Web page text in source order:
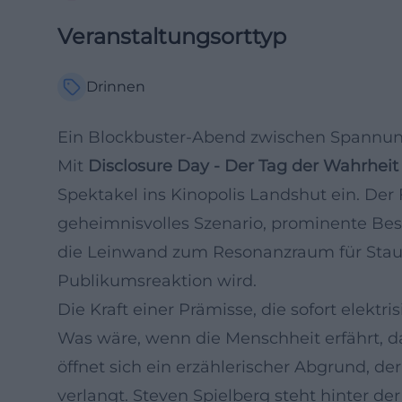
Veranstaltungsorttyp
Drinnen
Ein Blockbuster-Abend zwischen
Mit Disclosure Day - Der Tag der Wahrheit
Spektakel ins Kinopolis Landshut ein.
geheimnisvolles Szenario, prominente
die Leinwand zum Resonanzraum für
Publikumsreaktion wird.
Die Kraft einer Prämisse, die sofort
Was wäre, wenn die Menschheit erfährt,
öffnet sich ein erzählerischer Abgrund,
verlangt. Steven Spielberg steht hinter